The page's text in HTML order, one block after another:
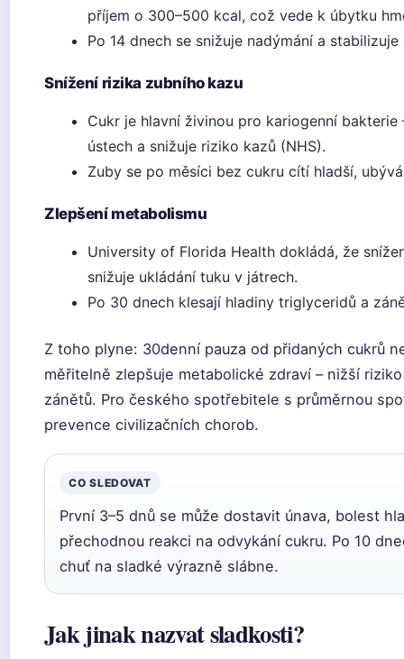
příjem o 300–500 kcal, což vede k úbytku
Po 14 dnech se snižuje nadýmání a
Snížení rizika zubního kazu
Cukr je hlavní živinou pro kariogenní
ústech a snižuje riziko kazů (NHS).
Zuby se po měsíci bez cukru cítí hladší,
Zlepšení metabolismu
University of Florida Health dokládá, že
snižuje ukládání tuku v játrech.
Po 30 dnech klesají hladiny triglyceridů a
Z toho plyne: 30denní pauza od přidaných cukrů
měřitelně zlepšuje metabolické zdraví – nižší
zánětů. Pro českého spotřebitele s průměrnou
prevence civilizačních chorob.
CO SLEDOVAT
První 3–5 dnů se může dostavit únava, bolest
přechodnou reakci na odvykání cukru. Po 10
chuť na sladké výrazně slábne.
Jak jinak nazvat sladkosti?